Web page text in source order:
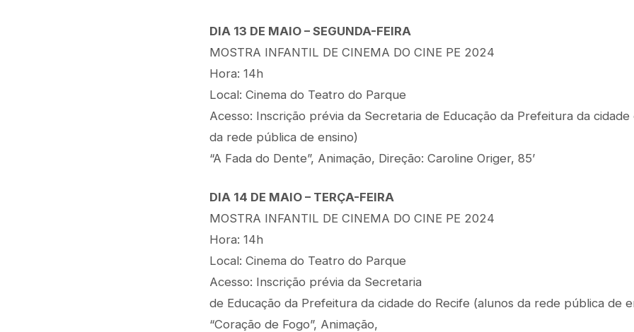
DIA 13 DE MAIO – SEGUNDA-FEIRA
MOSTRA INFANTIL DE CINEMA DO CINE PE 2024
Hora: 14h
Local: Cinema do Teatro do Parque
Acesso: Inscrição prévia da Secretaria de Educação da Prefeitura da
da rede pública de ensino)
“A Fada do Dente”, Animação, Direção: Caroline Origer, 85’
DIA 14 DE MAIO – TERÇA-FEIRA
MOSTRA INFANTIL DE CINEMA DO CINE PE 2024
Hora: 14h
Local: Cinema do Teatro do Parque
Acesso: Inscrição prévia da Secretaria
de Educação da Prefeitura da cidade do Recife (alunos da rede pública de
“Coração de Fogo”, Animação,